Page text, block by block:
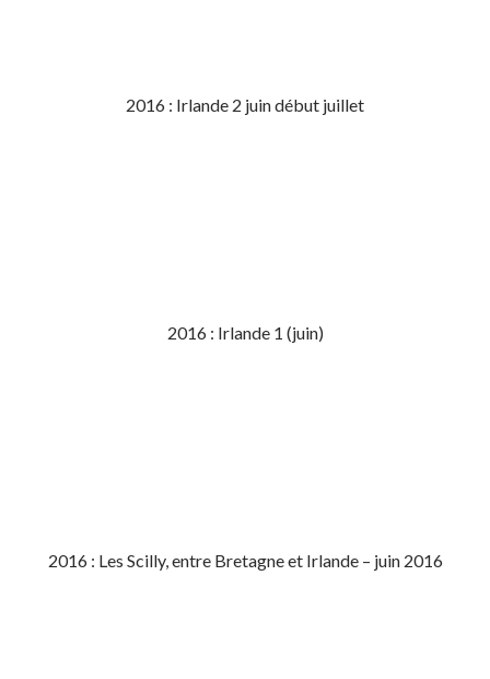
2016 : Irlande 2 juin début juillet
2016 : Irlande 1 (juin)
2016 : Les Scilly, entre Bretagne et Irlande – juin 2016